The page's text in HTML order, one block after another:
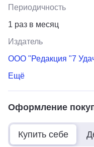
Периодичность
1 раз в месяц
Издатель
ООО "Редакция "7
Ещё
Оформление
Купить себе